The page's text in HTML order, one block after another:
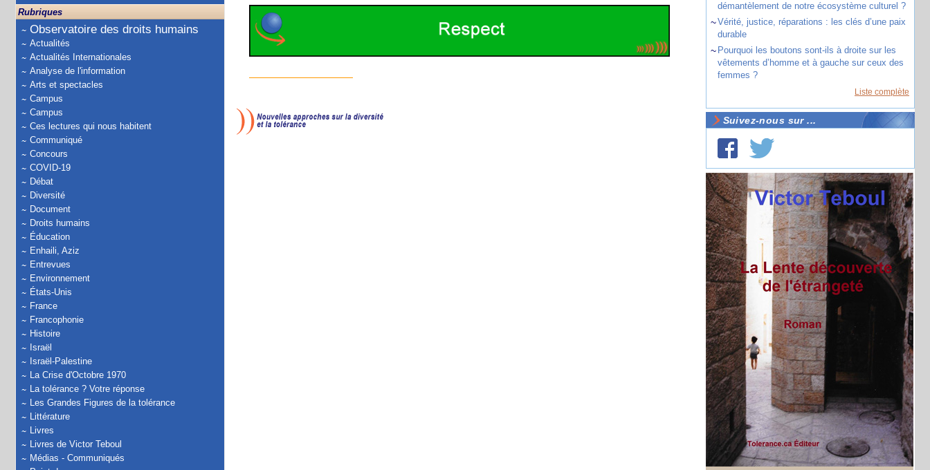
Rubriques
Observatoire des droits humains
Actualités
Actualités Internationales
Analyse de l'information
Arts et spectacles
Campus
Campus
Ces lectures qui nous habitent
Communiqué
Concours
COVID-19
Débat
Diversité
Document
Droits humains
Éducation
Enhaili, Aziz
Entrevues
Environnement
États-Unis
France
Francophonie
Histoire
Israël
Israël-Palestine
La Crise d'Octobre 1970
La tolérance ? Votre réponse
Les Grandes Figures de la tolérance
Littérature
Livres
Livres de Victor Teboul
Médias - Communiqués
démantèlement de notre écosystème culturel ?
~Vérité, justice, réparations : les clés d’une paix
durable
~ Pourquoi les boutons sont-ils à droite sur les
vêtements d’homme et à gauche sur ceux des
femmes ?
Liste complète
Suivez-nous sur ...